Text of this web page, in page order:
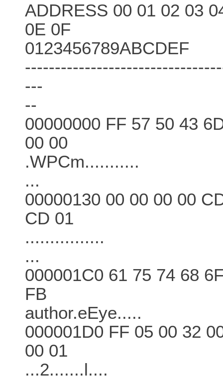
ADDRESS 00 01 02 03
0E 0F
0123456789ABCDEF
---
--
00000000 FF 57 50 43
00 00
.WPCm...........
...
00000130 00 00 00 00
CD 01
................
...
000001C0 61 75 74 68
FB
author.eEye.....
000001D0 FF 05 00 32
00 01
...2.......l....